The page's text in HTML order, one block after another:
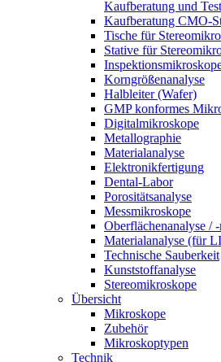
Kaufberatung und
Kaufberatung CMO-
Tische für
Stative für
Korngrößenanalyse
Halbleiter (Wafer)
GMP konformes
Digitalmikroskope
Metallographie
Materialanalyse
Elektronikfertigung
Dental-Labor
Porositätsanalyse
Messmikroskope
Oberflächenanalyse /
Materialanalyse (für
Technische Sauberkeit
Kunststoffanalyse
Stereomikroskope
Übersicht
Mikroskope
Zubehör
Mikroskoptypen
Technik